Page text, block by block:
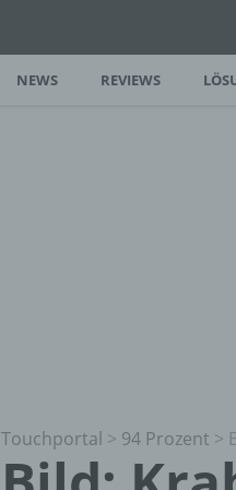
NEWS REVIEWS
Touchportal > 94 Prozent >